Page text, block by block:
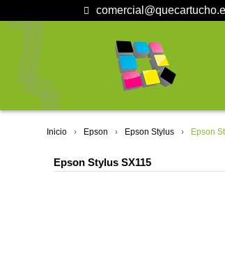
Inicio Epson Epson Stylus Epson
Epson Stylus SX115